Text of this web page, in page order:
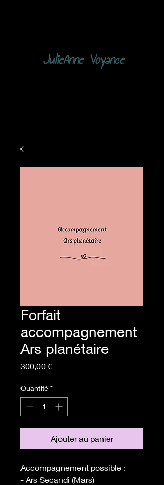
JulieAnne Voyance
Forfait
accompagnement
Ars planétaire
300,00 €Prix
Quantité *
Ajouter au panier
Accompagnement possible :
- Ars Secandi (Mars)